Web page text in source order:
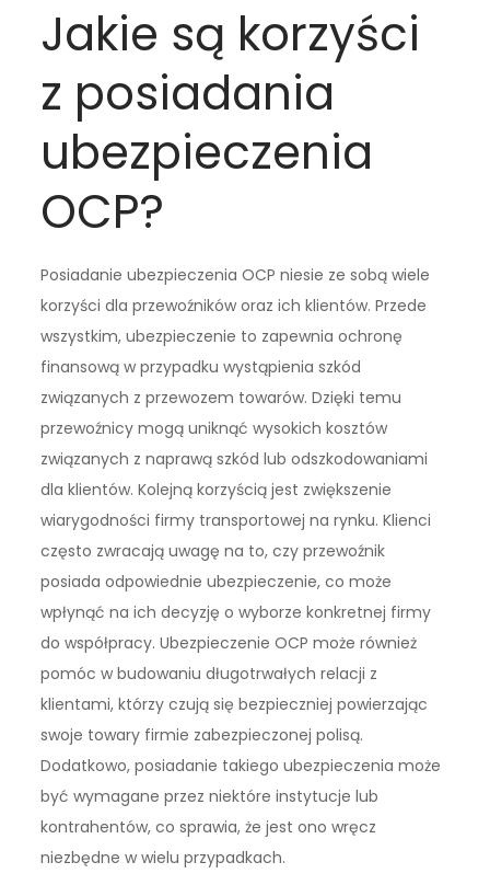
Jakie są korzyści
z posiadania
ubezpieczenia
OCP?
Posiadanie ubezpieczenia OCP niesie ze sobą wiele
korzyści dla przewoźników oraz ich klientów. Przede
wszystkim, ubezpieczenie to zapewnia ochronę
finansową w przypadku wystąpienia szkód
związanych z przewozem towarów. Dzięki temu
przewoźnicy mogą uniknąć wysokich kosztów
związanych z naprawą szkód lub odszkodowaniami
dla klientów. Kolejną korzyścią jest zwiększenie
wiarygodności firmy transportowej na rynku. Klienci
często zwracają uwagę na to, czy przewoźnik
posiada odpowiednie ubezpieczenie, co może
wpłynąć na ich decyzję o wyborze konkretnej firmy
do współpracy. Ubezpieczenie OCP może również
pomóc w budowaniu długotrwałych relacji z
klientami, którzy czują się bezpieczniej powierzając
swoje towary firmie zabezpieczonej polisą.
Dodatkowo, posiadanie takiego ubezpieczenia może
być wymagane przez niektóre instytucje lub
kontrahentów, co sprawia, że jest ono wręcz
niezbędne w wielu przypadkach.